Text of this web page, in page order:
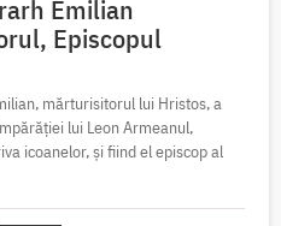
Emilian
Episcopul
mărturisitorul lui Hristos, a
lui Leon Armeanul,
icoanelor, și fiind el episcop al